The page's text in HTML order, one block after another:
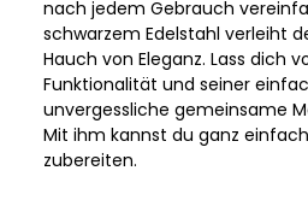
nach jedem Gebrauch
schwarzem Edelstahl verleiht
Hauch von Eleganz. Lass dich
Funktionalität und seiner
unvergessliche gemeinsame
Mit ihm kannst du ganz
zubereiten.